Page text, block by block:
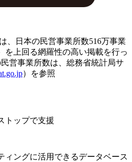
、日本の民営事業所数516万事業
を上回る網羅性の高い掲載を行っ
営事業所数は、総務省統計局サ
）を参照
トップで支援
ィングに活用できるデータベース